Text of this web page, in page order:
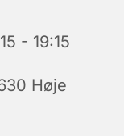
- 19:15
Høje